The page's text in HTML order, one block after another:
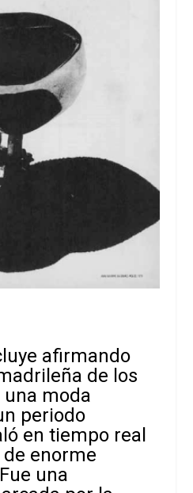
afirmando
de los
moda
periodo
en tiempo real
enorme
una